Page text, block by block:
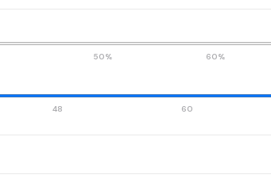
50% 60%
48 60